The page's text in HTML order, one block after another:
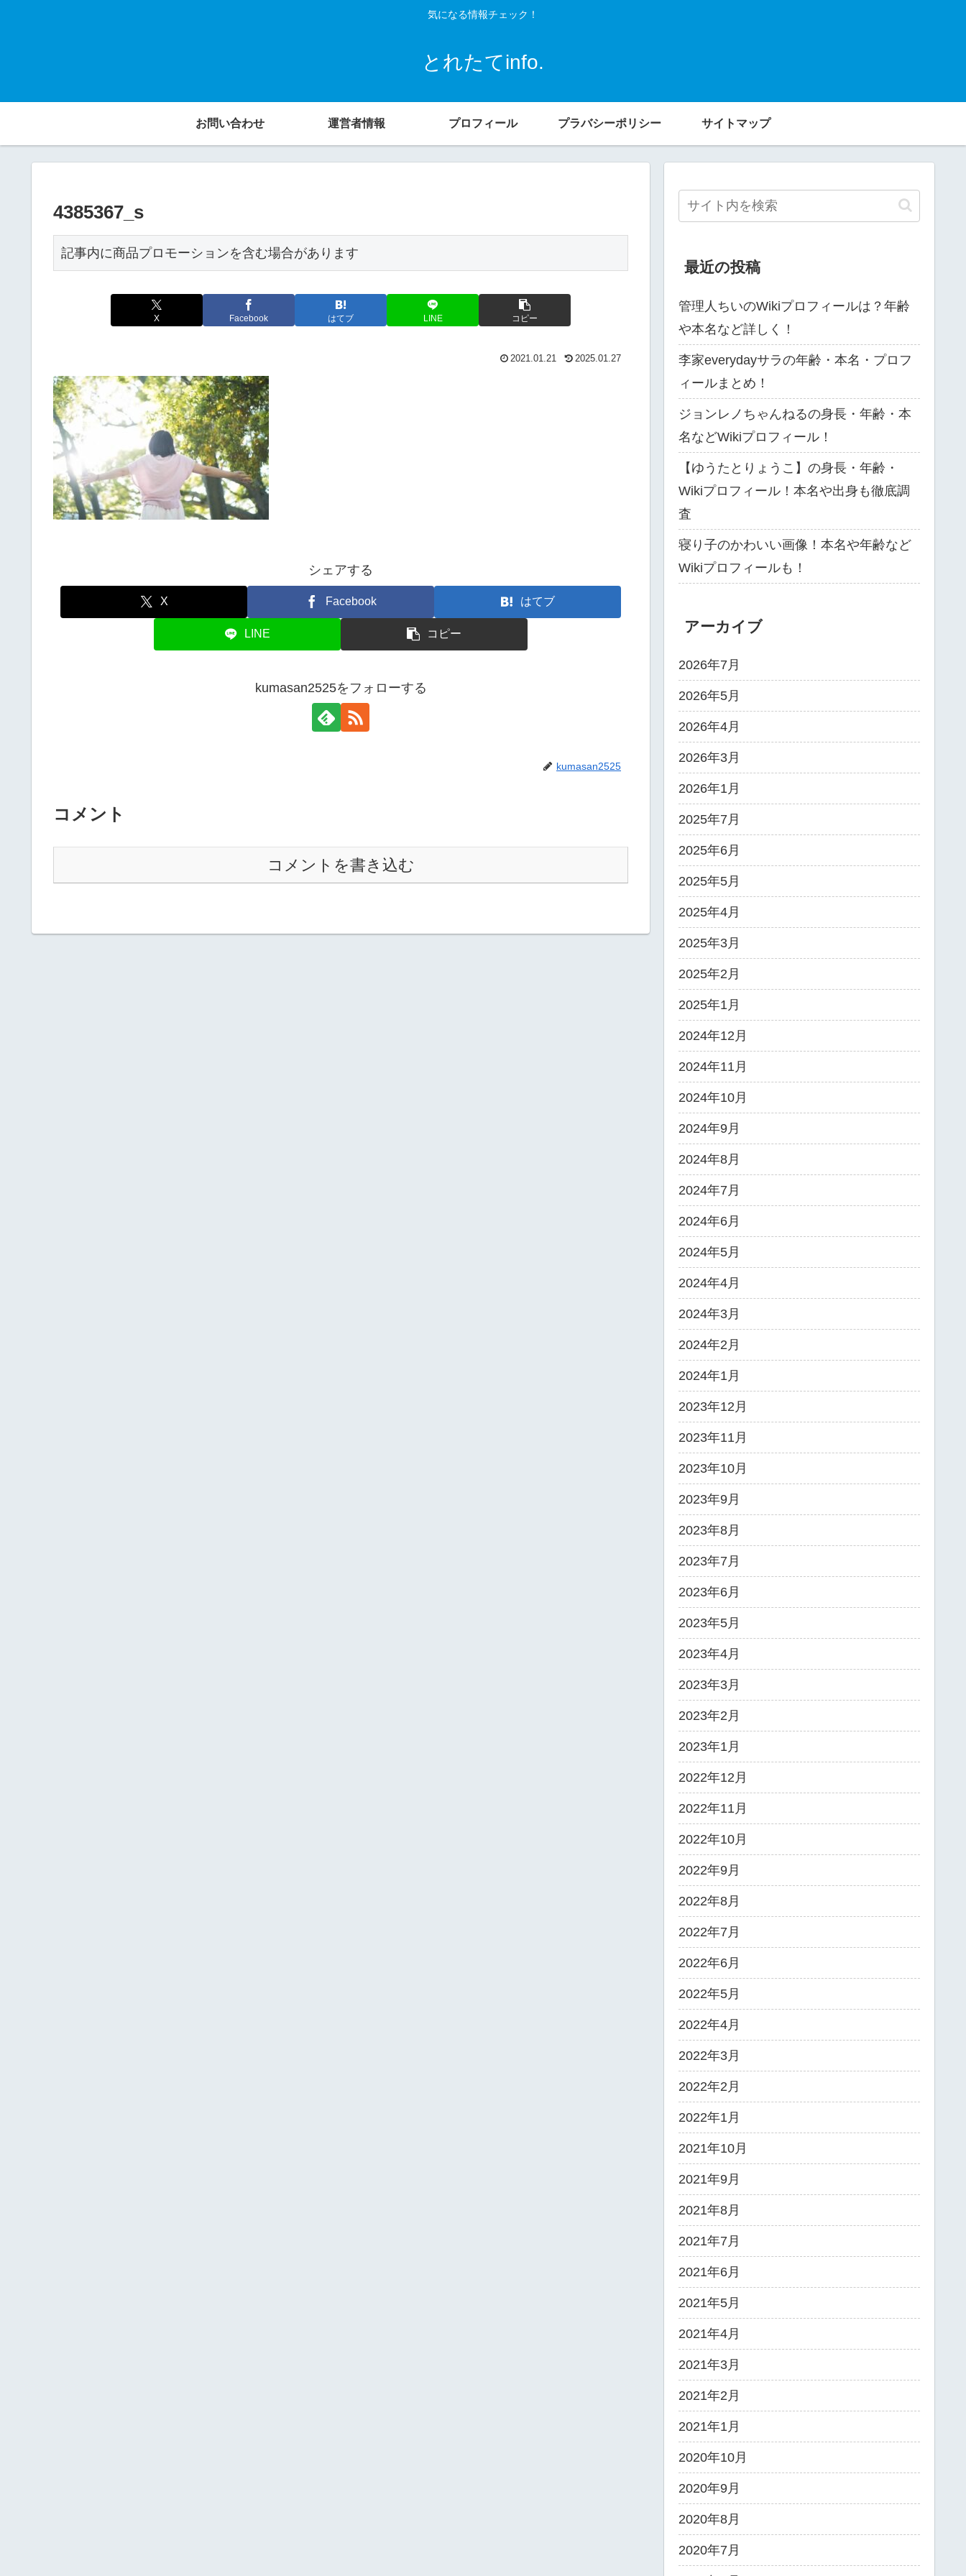
気になる情報チェック！
とれたてinfo.
お問い合わせ 運営者情報 プロフィール プラバシーポリシー サイトマップ
4385367_s
記事内に商品プロモーションを含む場合があります
X Facebook はてブ LINE コピー
2021.01.21 2025.01.27
シェアする
X Facebook はてブ
LINE コピー
kumasan2525をフォローする
kumasan2525
コメント
コメントを書き込む
最近の投稿
管理人ちいのWikiプロフィールは？年齢
や本名など詳しく！
李家everydayサラの年齢・本名・プロフ
ィールまとめ！
ジョンレノちゃんねるの身長・年齢・本
名などWikiプロフィール！
【ゆうたとりょうこ】の身長・年齢・
Wikiプロフィール！本名や出身も徹底調
査
寝り子のかわいい画像！本名や年齢など
Wikiプロフィールも！
アーカイブ
2026年7月
2026年5月
2026年4月
2026年3月
2026年1月
2025年7月
2025年6月
2025年5月
2025年4月
2025年3月
2025年2月
2025年1月
2024年12月
2024年11月
2024年10月
2024年9月
2024年8月
2024年7月
2024年6月
2024年5月
2024年4月
2024年3月
2024年2月
2024年1月
2023年12月
2023年11月
2023年10月
2023年9月
2023年8月
2023年7月
2023年6月
2023年5月
2023年4月
2023年3月
2023年2月
2023年1月
2022年12月
2022年11月
2022年10月
2022年9月
2022年8月
2022年7月
2022年6月
2022年5月
2022年4月
2022年3月
2022年2月
2022年1月
2021年10月
2021年9月
2021年8月
2021年7月
2021年6月
2021年5月
2021年4月
2021年3月
2021年2月
2021年1月
2020年10月
2020年9月
2020年8月
2020年7月